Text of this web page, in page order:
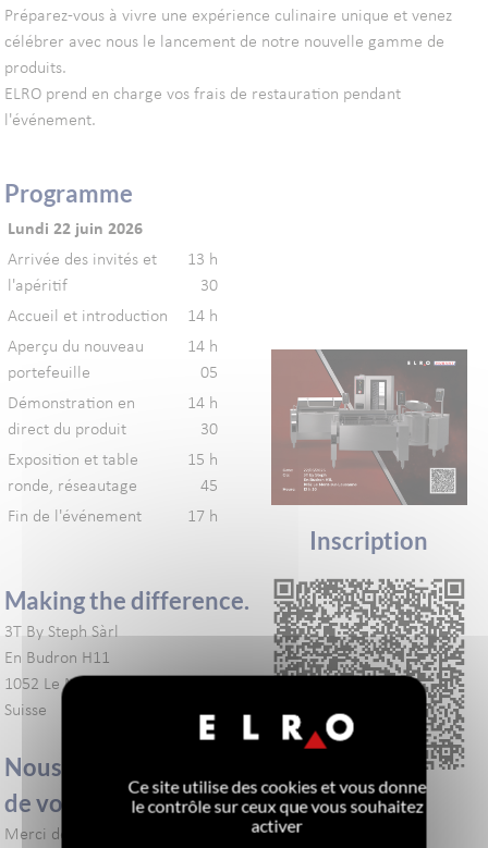
Préparez-vous à vivre une expérience culinaire unique et venez
célébrer avec nous le lancement de notre nouvelle gamme de
produits.
ELRO prend en charge vos frais de restauration pendant
l'événement.
Programme
Lundi 22 juin 2026
Arrivée des invités et
l'apéritif
13 h
30
Accueil et introduction
14 h
Aperçu du nouveau
portefeuille
14 h
05
Démonstration en
direct du produit
14 h
30
Exposition et table
ronde, réseautage
15 h
45
Fin de l'événement
17 h
Making the difference.
3T By Steph Sàrl
En Budron H11
1052 Le Mont-sur-Lausanne
Suisse
Nous nous réjouissons
de vous accueillir
Merci de vous inscrire au plus
Inscription
Ce site utilise des cookies et vous donne
le contrôle sur ceux que vous souhaitez
activer